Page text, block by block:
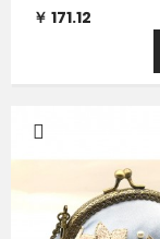
￥ 171.12